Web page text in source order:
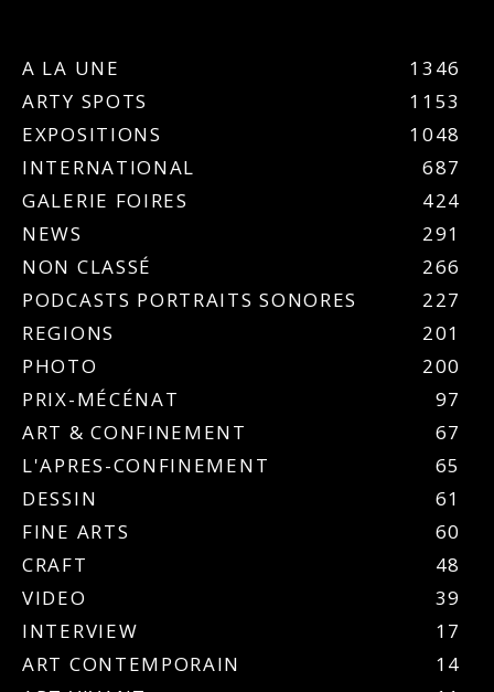
A LA UNE
1346
ARTY SPOTS
1153
EXPOSITIONS
1048
INTERNATIONAL
687
GALERIE FOIRES
424
NEWS
291
NON CLASSÉ
266
PODCASTS PORTRAITS SONORES
227
REGIONS
201
PHOTO
200
PRIX-MÉCÉNAT
97
ART & CONFINEMENT
67
L'APRES-CONFINEMENT
65
DESSIN
61
FINE ARTS
60
CRAFT
48
VIDEO
39
INTERVIEW
17
ART CONTEMPORAIN
14